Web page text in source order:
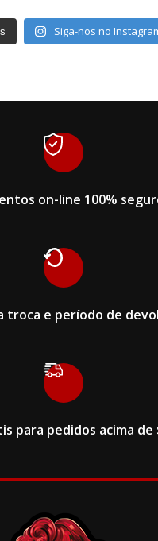
Siga-nos no
on-line 100%
troca e período de
para pedidos acima de